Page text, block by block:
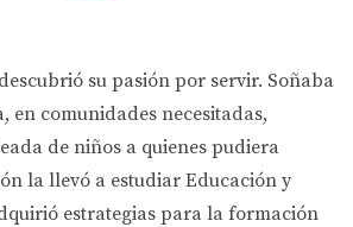
funcionen correctamente.
grietas o cualquier señal de
profesional puede
a largo plazo. Además, tener
su pasión por servir. Soñaba
en comunidades necesitadas,
de niños a quienes pudiera
la llevó a estudiar Educación y
estrategias para la formación